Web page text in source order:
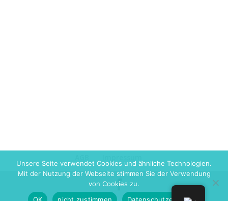
Unsere Seite verwendet Cookies und ähnliche Technologien.
Mit der Nutzung der Webseite stimmen Sie der Verwendung
von Cookies zu.
OK
nicht zustimmen Datenschutzerklärung